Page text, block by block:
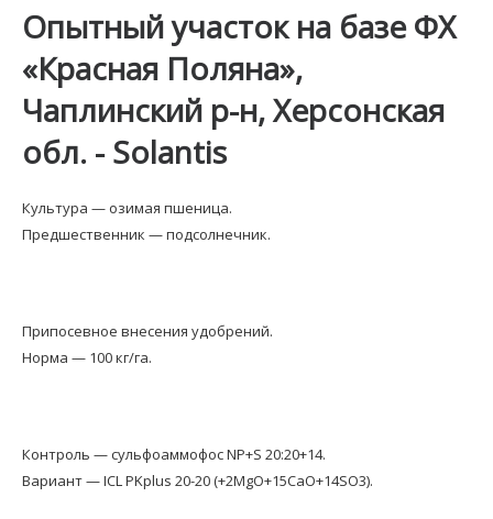
Опытный участок на базе ФХ
«Красная Поляна»,
Чаплинский р-н, Херсонская
обл. - Solantis
Культура — озимая пшеница.
Предшественник — подсолнечник.
Припосевное внесения удобрений.
Норма — 100 кг/га.
Контроль — сульфоаммофос NP+S 20:20+14.
Вариант — ICL PKplus 20-20 (+2MgO+15CaO+14SO3).